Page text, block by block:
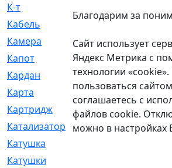
К-т
Кабель
[50]
Камера
[4]
Капот
[144]
Кардан
[131]
Карта
[2]
Картридж
[250]
Катализатор
[1]
Катушка
Катушки
Благодарим за
Сайт использует
Яндекс Метрика с
технологии
пользоваться
соглашаетесь с
файлов cookie.
можно в настройках